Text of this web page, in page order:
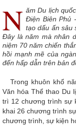
N ăm Du lịch
Điện Biên Phủ
tạo dấu ấn sâu
Đây là năm mà nhân
niệm 70 năm chiến
hồi mạnh mẽ của
đến hấp dẫn trên bản
Trong khuôn khổ
Văn hóa Thể thao Du
trì 12 chương trình sự
khai 26 chương trình
chương trình, sự kiện